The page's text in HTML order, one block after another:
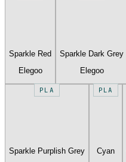
Sparkle Red
Elegoo
Sparkle Dark Grey
Elegoo
PLA
Sparkle Purplish Grey
PLA
Cyan